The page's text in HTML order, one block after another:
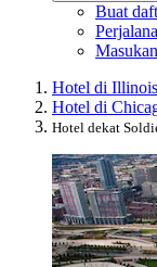
Buat
Masukan
Hotel di Illinois
Hotel di
Hotel dekat